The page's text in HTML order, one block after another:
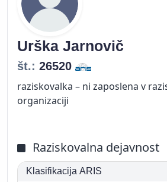
Urška Jarnovič
št.: 26520
raziskovalka – ni zaposlena v
organizaciji
Raziskovalna dejavnost
Klasifikacija ARIS